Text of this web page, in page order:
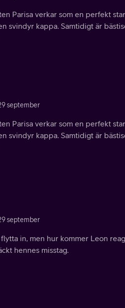
Parisa verkar som en perfekt
svindyr kappa. Samtidigt är
september
Parisa verkar som en perfekt
svindyr kappa. Samtidigt är
september
in, men hur kommer Leon
hennes misstag.